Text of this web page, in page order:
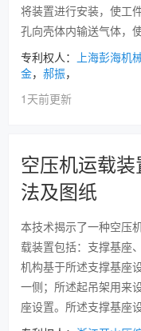
将装置进行安装，使工
孔向壳体内输送气体，
专利权人：
上海彭海机
金， 郝振，
1天前更新
空压机运载
法及图纸
本技术揭示了一种空压
载装置包括：支撑基座
机构基于所述支撑基座
一侧；所述起吊架用来
座设置。所述支撑基座